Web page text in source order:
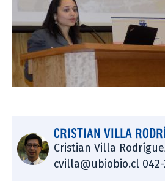
CRISTIAN VILLA
Cristian Villa
cvilla@ubiobio.cl 042-